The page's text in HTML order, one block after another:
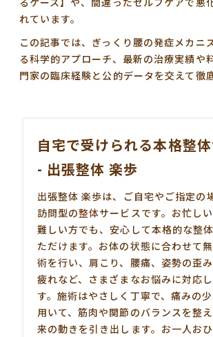
れています。
この記事では、ぎっくり腰の発症メカニ
る科学的アプローチ、最新の治療実績や
門家の臨床経験と公的データを交えて徹
自宅で受けられる本格整
- 出張整体 楽歩
出張整体 楽歩は、ご自宅やご指定の
訪問型の整体サービスです。お忙し
難しい方でも、安心して本格的な整
ただけます。お体の状態に合わせて
術を行い、肩こり、腰痛、姿勢の歪
疲れなど、さまざまなお悩みに対応
す。施術はやさしく丁寧で、痛みの
用いて、筋肉や関節のバランスを整
来の動きを引き出します。お一人お